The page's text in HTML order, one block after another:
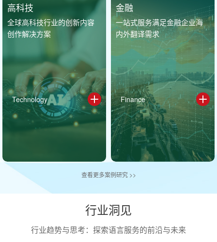
高科技
全球高科技行业的创新内容
创作解决方案
Technology
金融
一站式服务满足金融企业海
内外翻译需求
Finance
查看更多案例研究 >>
行业洞见
行业趋势与思考：探索语言服务的前沿与未来